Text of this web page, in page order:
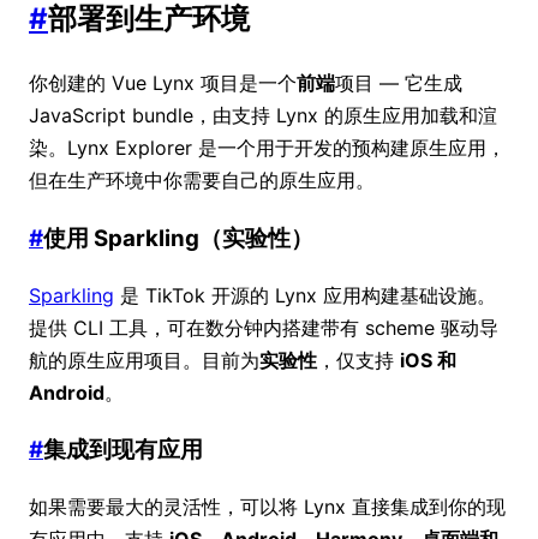
#部署到生产环境
你创建的 Vue Lynx 项目是一个前端项目 — 它生成
JavaScript bundle，由支持 Lynx 的原生应用加载和渲
染。Lynx Explorer 是一个用于开发的预构建原生应用，
但在生产环境中你需要自己的原生应用。
#使用 Sparkling（实验性）
Sparkling 是 TikTok 开源的 Lynx 应用构建基础设施。
提供 CLI 工具，可在数分钟内搭建带有 scheme 驱动导
航的原生应用项目。目前为实验性 ，仅支持 iOS 和
Android。
#集成到现有应用
如果需要最大的灵活性，可以将 Lynx 直接集成到你的现